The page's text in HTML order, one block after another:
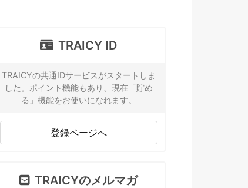
TRAICY ID
TRAICYの共通IDサービスがスタートしま
した。ポイント機能もあり、現在「貯め
る」機能をお使いになれます。
登録ページへ
TRAICYのメルマガ